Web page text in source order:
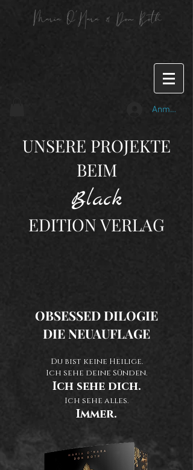
Anmelden
UNSERE PROJEKTE
BEIM
Black
EDITION VERLAG
OBSESSED DILOGIE
DIE NEUAUFLAGE
Du bist keine Heilige.
Ich sehe deine Sünden.
Ich sehe dich.
Ich sehe alles.
Immer.